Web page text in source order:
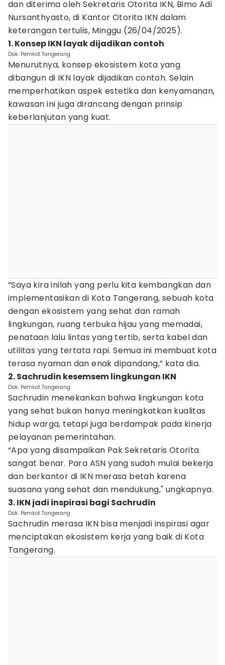
dan diterima oleh Sekretaris Otorita IKN, Bimo Adi
Nursanthyasto, di Kantor Otorita IKN dalam
keterangan tertulis, Minggu (26/04/2025).
1. Konsep IKN layak dijadikan contoh
Dok. Pemkot Tangerang
Menurutnya, konsep ekosistem kota yang
dibangun di IKN layak dijadikan contoh. Selain
memperhatikan aspek estetika dan kenyamanan,
kawasan ini juga dirancang dengan prinsip
keberlanjutan yang kuat.
“Saya kira inilah yang perlu kita kembangkan dan
implementasikan di Kota Tangerang, sebuah kota
dengan ekosistem yang sehat dan ramah
lingkungan, ruang terbuka hijau yang memadai,
penataan lalu lintas yang tertib, serta kabel dan
utilitas yang tertata rapi. Semua ini membuat kota
terasa nyaman dan enak dipandang,” kata dia.
2. Sachrudin kesemsem lingkungan IKN
Dok. Pemkot Tangerang
Sachrudin menekankan bahwa lingkungan kota
yang sehat bukan hanya meningkatkan kualitas
hidup warga, tetapi juga berdampak pada kinerja
pelayanan pemerintahan.
“Apa yang disampaikan Pak Sekretaris Otorita
sangat benar. Para ASN yang sudah mulai bekerja
dan berkantor di IKN merasa betah karena
suasana yang sehat dan mendukung," ungkapnya.
3. IKN jadi inspirasi bagi Sachrudin
Dok. Pemkot Tangerang
Sachrudin merasa IKN bisa menjadi inspirasi agar
menciptakan ekosistem kerja yang baik di Kota
Tangerang.